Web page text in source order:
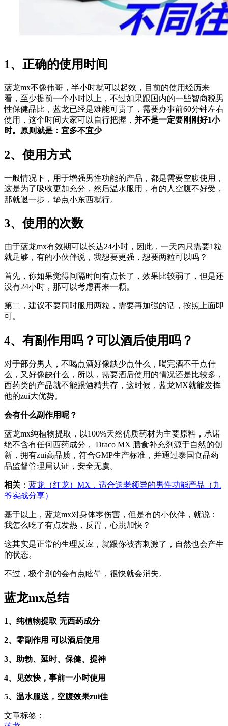
1、正确的使用时间
蓝龙mx不像伟哥，半小时就可以起效，目前的使用经历来
看，至少提前一个小时以上，不过如果跟国内的一些智商税男
性保健品比，蓝龙已经是难能可贵了，需要办事前60分钟左右
使用，这个时间大家可以自行把握， 并不是一定要刚刚好1小
时。原则就是：宜多不宜少
2、使用方式
一般情况下，用于增强男性功能的产品，都是需要空腹使用，
这是为了吸收更加充分，然后温水服用，有的人空腹不好受，
那就退一步，垫点小东西就行。
3、使用的次数
由于蓝龙mx有效期可以长达24小时，因此，一天内只需要1粒
就足够，有的小伙伴说，我想要更强，想要两粒可以吗？
首先，你如果觉得间隔时间有点长了，效果比较弱了，但是还
没有24小时，那可以考虑再来一颗。
第二，建议不要同时服用两粒，需要再加强的话，按照上面即
可。
4、有副作用吗？可以酒后使用吗？
对于部分男人，不喝点酒好像缺少点什么，喝完酒不干点什
么，又好像缺什么，所以，需要酒后使用的情况还是比较多，
西药类的产品就不能跟酒精共存，这时候，蓝龙MX就能发挥
他的zui大优势。
会有什么副作用呢？
蓝龙mx纯植物提取，以100%天然优质药材为主要原料，承诺
绝不含有任何西药成分， Draco MX 膳食补充剂源于自然的创
新，拥有zui高品质，符合GMP生产标准，并通过泰国食品药
品监督管理局认证，安全无虞。
相关 ： 蓝龙（红龙）MX，适合送老领导的男性功能产品（九
爷实战分享）
基于以上，蓝龙mx对身体零伤害，但是有的小伙伴，就说：
我怎么吃了有点发热，反胃，心跳加快？
这其实是正常的生理反应，就跟你被杏刺激了，自然也会产生
的状态。
不过，极个别的会有点眩晕，很快就会消失。
蓝龙mx总结
1、纯植物提取 无西药成分
2、零副作用 可以酒后使用
3、助勃、延时、保健、提神
4、见效快，事前一小时使用
5、温水服送，空腹效果zui佳
文章标签：